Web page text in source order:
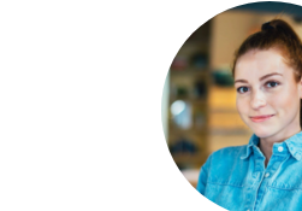
Verlof en verzuim
Salarisadministratie